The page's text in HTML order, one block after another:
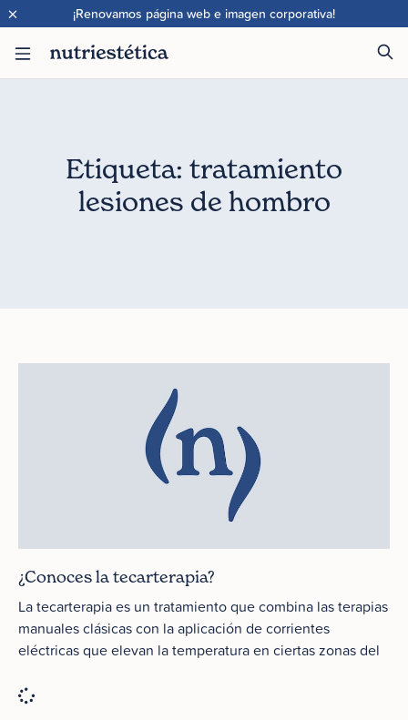
¡Renovamos página web e imagen corporativa!
×
Etiqueta: tratamiento
lesiones de hombro
¿Conoces la tecarterapia?
La tecarterapia es un tratamiento que combina las terapias
manuales clásicas con la aplicación de corrientes
eléctricas que elevan la temperatura en ciertas zonas del